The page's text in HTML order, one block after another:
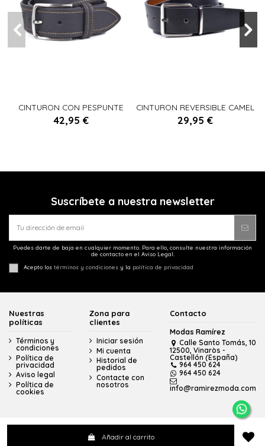
Añadir al carrito
CINTURON CON PESPUNTE
NEGRO
42,95 €
Añadir al carrito
CINTURON REVERSIBLE CAMEL
29,95 €
110
115
Suscríbete a nuestra newsletter
Puedes darte de baja en cualquier momento. Para ello, consulte nuestra información
de contacto en el Aviso Legal.
Acepto los términos y condiciones y la política de privacidad
Nuestras
políticas
Términos y
condiciones
Política de
privacidad
Aviso legal
Política de
cookies
Zona para
clientes
Iniciar sesión
Mi cuenta
Historial de
pedidos
Contacte con
nosotros
Contacto
Modas Ramírez
Calle Santo Tomás, 10
12500, Vinaròs -
Castellón (España)
964 450 624
964 450 624
info@ramirezmoda.com
© Modas Ramírez - Todos los derechos reservados - Powered by